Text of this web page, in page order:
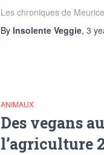
Les chroniques de
By Insolente Veggie, 3
ANIMAUX
Des vegans
l’agriculture